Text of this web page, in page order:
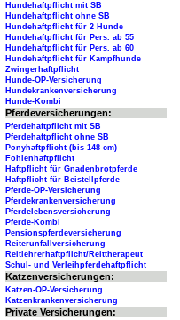
Hundehaftpflicht mit SB
Hundehaftpflicht ohne SB
Hundehaftpflicht für 2 Hunde
Hundehaftpflicht für Pers. ab 55
Hundehaftpflicht für Pers. ab 60
Hundehaftpflicht für Kampfhunde
Zwingerhaftpflicht
Hunde-OP-Versicherung
Hundekrankenversicherung
Hunde-Kombi
Pferdeversicherungen:
Pferdehaftpflicht mit SB
Pferdehaftpflicht ohne SB
Ponyhaftpflicht (bis 148 cm)
Fohlenhaftpflicht
Haftpflicht für Gnadenbrotpferde
Haftpflicht für Beistellpferde
Pferde-OP-Versicherung
Pferdekrankenversicherung
Pferdelebensversicherung
Pferde-Kombi
Pensionspferdeversicherung
Reiterunfallversicherung
Reitlehrerhaftpflicht/Reittherapeut
Schul- und Verleihpferdehaftpflicht
Katzenversicherungen:
Katzen-OP-Versicherung
Katzenkrankenversicherung
Private Versicherungen: